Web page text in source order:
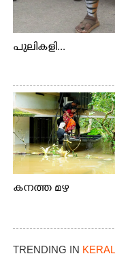
പുലികളി...
കനത്ത മഴ
TRENDING IN